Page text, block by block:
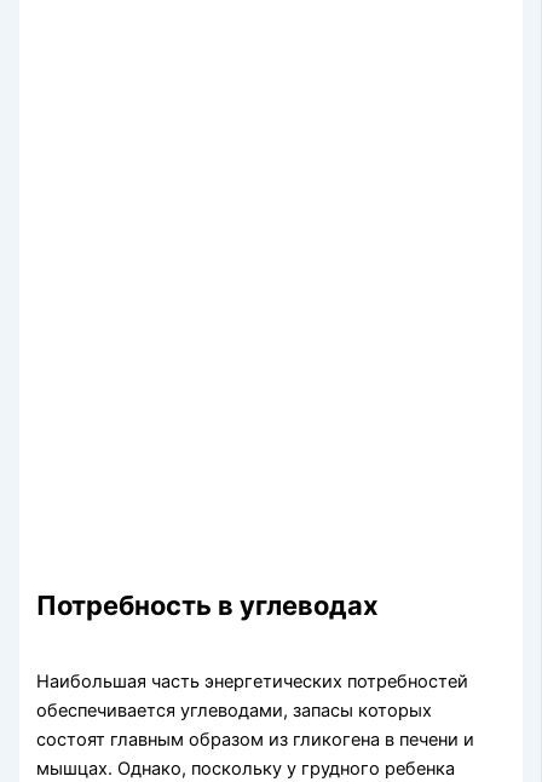
Потребность в углеводах
Наибольшая часть энергетических по­требностей
обеспечивается углеводами, запасы ко­торых
состоят главным образом из гликогена в пе­чени и
мышцах. Однако, поскольку у грудного ребенка